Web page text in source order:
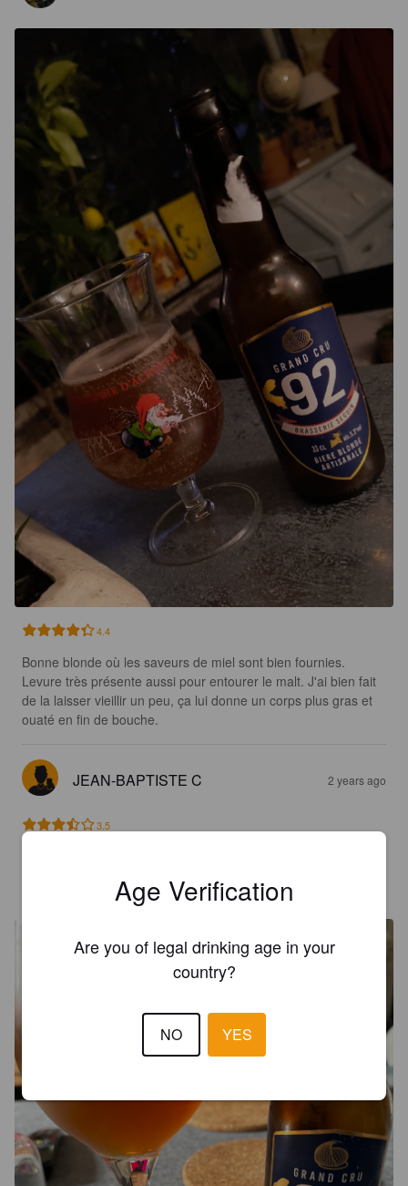
4.4
Bonne blonde où les saveurs de miel sont bien fournies.
Levure très présente aussi pour entourer le malt. J'ai bien fait
de la laisser vieillir un peu, ça lui donne un corps plus gras et
ouaté en fin de bouche.
JEAN-BAPTISTE C 2 years ago
3.5
MAXIMEAge Verification
Are you of legal drinking age in your
country?
NO YES